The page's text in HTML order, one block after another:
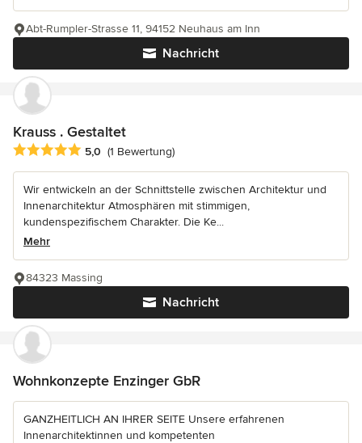
Nachricht
Abt-Rumpler-Strasse 11, 94152 Neuhaus am Inn
Krauss . Gestaltet
Durchschnittliche Bewertung: 5 von 5 Sternen
5,0 (1 Bewertung)
Wir entwickeln an der Schnittstelle zwischen Architektur und
Innenarchitektur Atmosphären mit stimmigen,
kundenspezifischem Charakter. Die Ke...
Mehr
Nachricht
84323 Massing
Wohnkonzepte Enzinger GbR
GANZHEITLICH AN IHRER SEITE Unsere erfahrenen
Innenarchitektinnen und kompetenten